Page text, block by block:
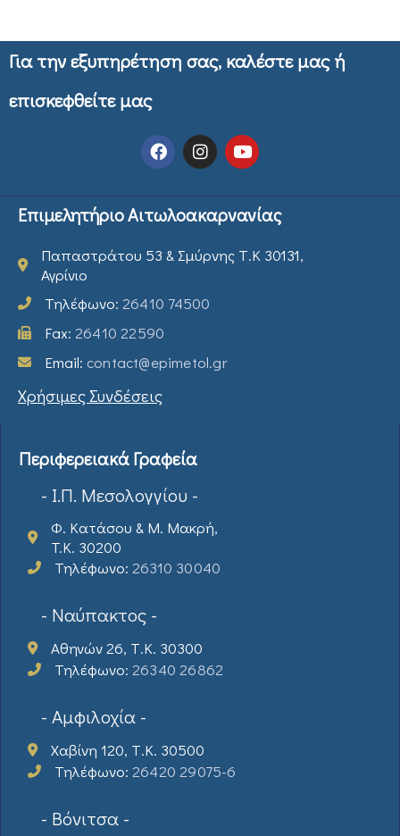
Για την εξυπηρέτηση σας, καλέστε μας ή
επισκεφθείτε μας
Επιμελητήριο Αιτωλοακαρνανίας
Παπαστράτου 53 & Σμύρνης Τ.Κ 30131,
Αγρίνιο
Τηλέφωνο: 26410 74500
Fax: 26410 22590
Email: contact@epimetol.gr
Χρήσιμες Συνδέσεις
Περιφερειακά Γραφεία
- Ι.Π. Μεσολογγίου -
Φ. Κατάσου & Μ. Μακρή,
T.K. 30200
Τηλέφωνο: 26310 30040
- Ναύπακτος -
Αθηνών 26, Τ.Κ. 30300
Τηλέφωνο: 26340 26862
- Αμφιλοχία -
Χαβίνη 120, Τ.Κ. 30500
Τηλέφωνο: 26420 29075-6
- Βόνιτσα -